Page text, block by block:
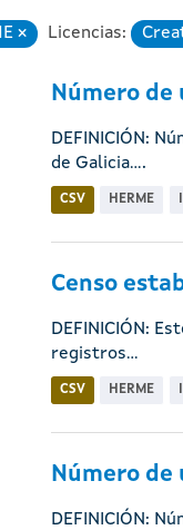
EliminarLicencias:
Número
DEFINICIÓN:
de Galicia....
CSV HERME
Censo
DEFINICIÓN:
registros...
CSV HERME
Número
DEFINICIÓN: